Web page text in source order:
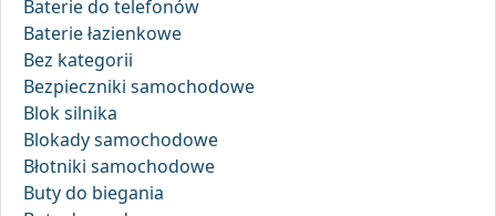
Baterie do telefonów
Baterie łazienkowe
Bez kategorii
Bezpieczniki samochodowe
Blok silnika
Blokady samochodowe
Błotniki samochodowe
Buty do biegania